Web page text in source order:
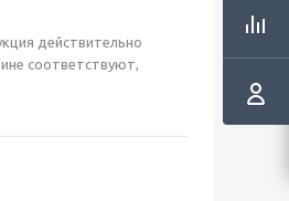
действительно
соответствуют,